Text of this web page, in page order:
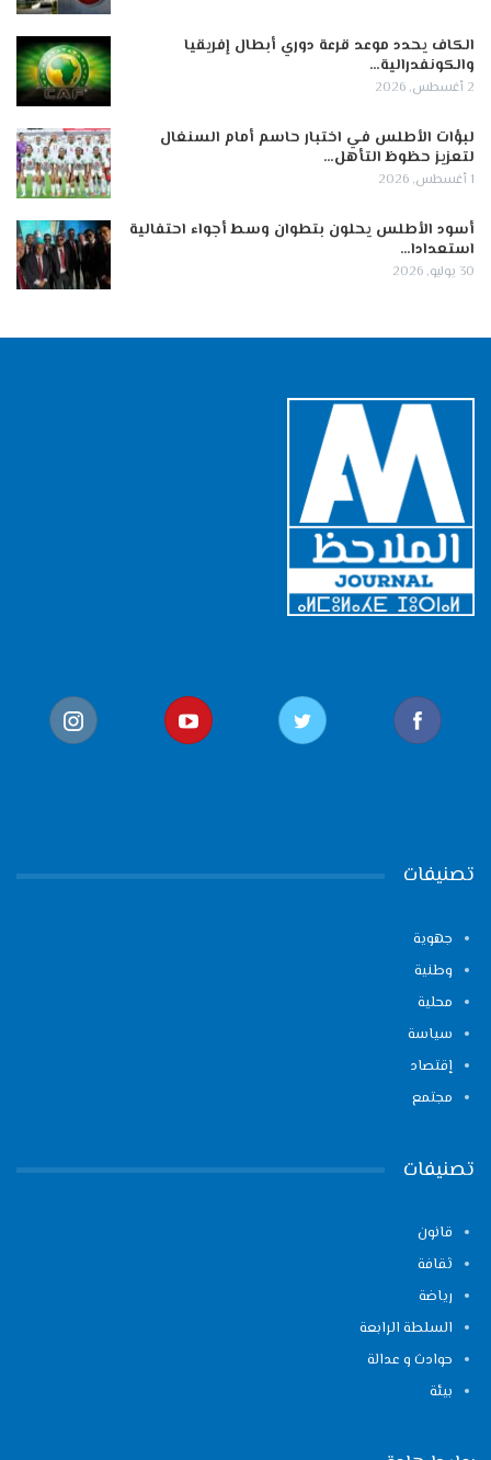
الكاف يحدد موعد قرعة دوري أبطال إفريقيا
والكونفدرالية…
2 أغسطس, 2026
لبؤات الأطلس في اختبار حاسم أمام السنغال
لتعزيز حظوظ التأهل…
1 أغسطس, 2026
أسود الأطلس يحلون بتطوان وسط أجواء احتفالية
استعدادا…
30 يوليو, 2026
تصنيفات
جهوية
وطنية
محلية
سياسة
إقتصاد
مجتمع
تصنيفات
قانون
ثقافة
رياضة
السلطة الرابعة
حوادث و عدالة
بيئة